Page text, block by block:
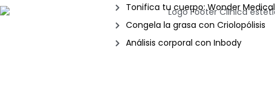
Tonifica tu cuerpo: Wonder Medical
Congela la grasa con Criolopólisis
Análisis corporal con Inbody